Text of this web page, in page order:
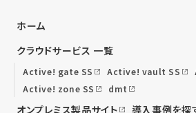
ホーム
クラウドサービス 一覧
Active! gate SS Active! vault SS
Active! zone SS
dmt
オンプレミス製品サイト 導入事例を探